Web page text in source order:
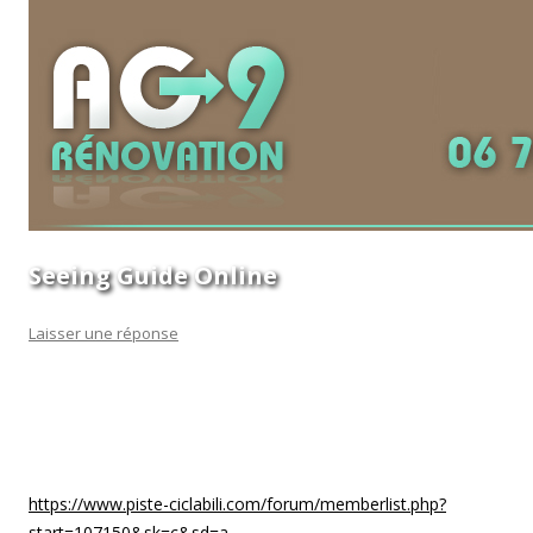
Seeing Guide Online
Laisser une réponse
https://www.piste-ciclabili.com/forum/memberlist.php?